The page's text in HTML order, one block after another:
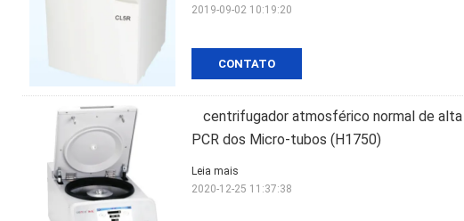
CONTATO
2019-09-02 10:19:20
centrifugador atmosférico normal de
PCR dos Micro-tubos (H1750)
Leia mais
2020-12-25 11:37:38